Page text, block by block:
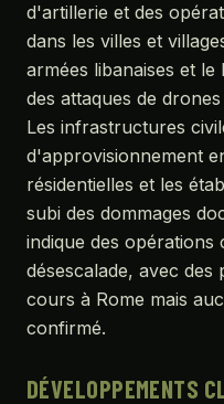
d'artillerie et des
dans les villes et
armées libanaises et
des attaques de
Les infrastructures
d'approvisionnement
résidentielles et les
subi des dommages
indique des
désescalade, avec
cours à Rome mais
confirmé.
DÉVELOPPEMENTS